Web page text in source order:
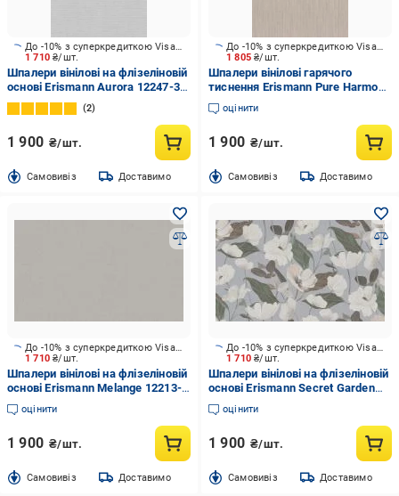
1 710₴/шт.
До -10% з суперкредиткою Visa Вигода
Шпалери вінілові на флізеліновій
основі Erismann Aurora 12247-31
1,06x10,05 м
2
1 900 ₴/шт.
Cамовивіз Доставимо
1 805₴/шт.
До -10% з суперкредиткою Visa Вигода
Шпалери вінілові гарячого
тиснення Erismann Pure Harmony
12279-32 1,06x10,05 м
оцінити
1 900 ₴/шт.
Cамовивіз Доставимо
1 710₴/шт.
До -10% з суперкредиткою Visa Вигода
Шпалери вінілові на флізеліновій
основі Erismann Melange 12213-
36 1,06x10,05 м
оцінити
1 900 ₴/шт.
Cамовивіз Доставимо
1 710₴/шт.
До -10% з суперкредиткою Visa Вигода
Шпалери вінілові на флізеліновій
основі Erismann Secret Garden
12240-31 1,06x10,05 м
оцінити
1 900 ₴/шт.
Cамовивіз Доставимо